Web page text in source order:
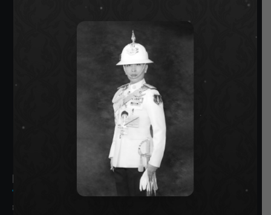
SIAMRATH VARIETY
THE BEST ENTERTAINMENT
Recent Posts
กรมชลฯ รับฟังประชาชน ติดตามแก้ปัญหาโครงการประตู